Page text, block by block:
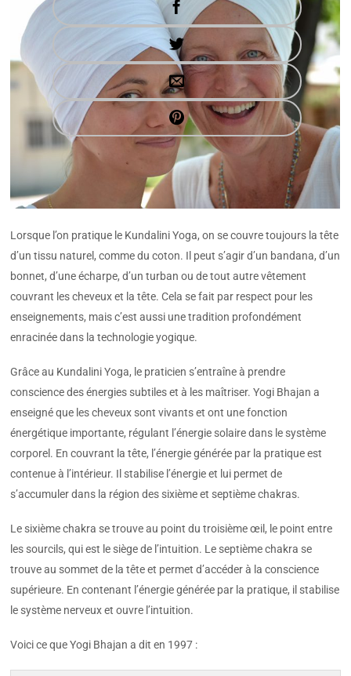
Lorsque l’on pratique le Kundalini Yoga, on se couvre toujours la tête
d’un tissu naturel, comme du coton. Il peut s’agir d’un bandana, d’un
bonnet, d’une écharpe, d’un turban ou de tout autre vêtement
couvrant les cheveux et la tête. Cela se fait par respect pour les
enseignements, mais c’est aussi une tradition profondément
enracinée dans la technologie yogique.
Grâce au Kundalini Yoga, le praticien s’entraîne à prendre
conscience des énergies subtiles et à les maîtriser. Yogi Bhajan a
enseigné que les cheveux sont vivants et ont une fonction
énergétique importante, régulant l’énergie solaire dans le système
corporel. En couvrant la tête, l’énergie générée par la pratique est
contenue à l’intérieur. Il stabilise l’énergie et lui permet de
s’accumuler dans la région des sixième et septième chakras.
Le sixième chakra se trouve au point du troisième œil, le point entre
les sourcils, qui est le siège de l’intuition. Le septième chakra se
trouve au sommet de la tête et permet d’accéder à la conscience
supérieure. En contenant l’énergie générée par la pratique, il stabilise
le système nerveux et ouvre l’intuition.
Voici ce que Yogi Bhajan a dit en 1997 :